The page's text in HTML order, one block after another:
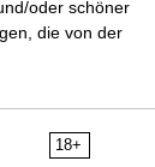
oder schöner
die von der
18+